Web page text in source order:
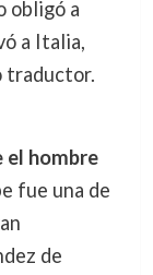
obligó a
a Italia,
traductor.
el hombre
fue una de
de